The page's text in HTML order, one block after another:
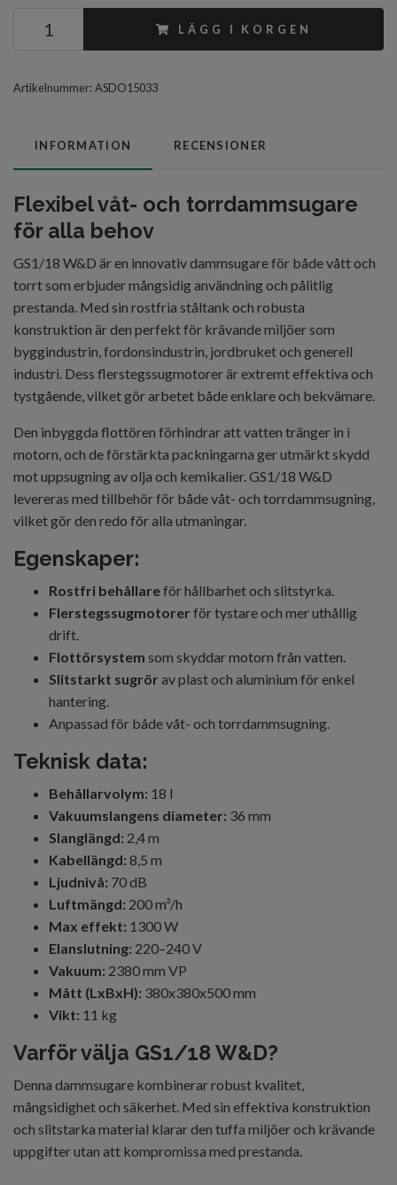
LÄGG I KORGEN
Artikelnummer:ASDO15033
INFORMATION RECENSIONER
Flexibel våt- och torrdammsugare
för alla behov
GS1/18 W&D är en innovativ dammsugare för både vått och
torrt som erbjuder mångsidig användning och pålitlig
prestanda. Med sin rostfria ståltank och robusta
konstruktion är den perfekt för krävande miljöer som
byggindustrin, fordonsindustrin, jordbruket och generell
industri. Dess flerstegssugmotorer är extremt effektiva och
tystgående, vilket gör arbetet både enklare och bekvämare.
Den inbyggda flottören förhindrar att vatten tränger in i
motorn, och de förstärkta packningarna ger utmärkt skydd
mot uppsugning av olja och kemikalier. GS1/18 W&D
levereras med tillbehör för både våt- och torrdammsugning,
vilket gör den redo för alla utmaningar.
Egenskaper:
Rostfri behållareför hållbarhet och slitstyrka.
Flerstegssugmotorer för tystare och mer uthållig
drift.
Flottörsystem som skyddar motorn från vatten.
Slitstarkt sugrör av plast och aluminium för enkel
hantering.
Anpassad för både våt- och torrdammsugning.
Teknisk data:
Behållarvolym: 18 l
Vakuumslangens diameter: 36 mm
Slanglängd: 2,4 m
Kabellängd: 8,5 m
Ljudnivå: 70 dB
Luftmängd: 200 m³/h
Max effekt: 1300 W
Elanslutning: 220–240 V
Vakuum: 2380 mm VP
Mått (LxBxH): 380x380x500 mm
Vikt: 11 kg
Varför välja GS1/18 W&D?
Denna dammsugare kombinerar robust kvalitet,
mångsidighet och säkerhet. Med sin effektiva konstruktion
och slitstarka material klarar den tuffa miljöer och krävande
uppgifter utan att kompromissa med prestanda.